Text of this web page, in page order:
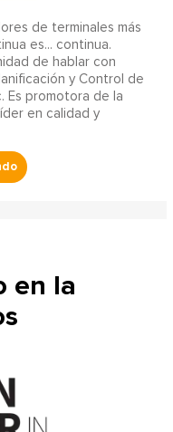
de terminales más
es... continua.
de hablar con
y Control de
Es promotora de la
en calidad y
en la